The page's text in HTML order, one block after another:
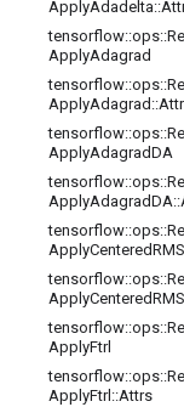
ApplyAdadelta::
tensorflow::ops::
ApplyAdagrad
tensorflow::ops::
ApplyAdagrad ::
tensorflow::ops::
ApplyAdagradDA
tensorflow::ops::
ApplyAdagradDA::
tensorflow::ops::
ApplyCentered
tensorflow::ops::
ApplyCentered
tensorflow::ops::
ApplyFtrl
tensorflow::ops::
ApplyFtrl ::Attrs